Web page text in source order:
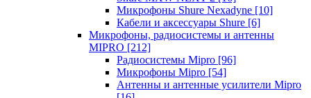
Микрофоны Shure Nexadyne [10]
Кабели и аксессуары Shure [6]
Микрофоны, радиосистемы и антенны
MIPRO [212]
Радиосистемы Mipro [96]
Микрофоны Mipro [54]
Антенны и антенные усилители Mipro